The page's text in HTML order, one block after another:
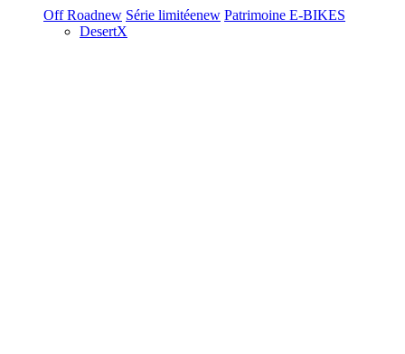
Off Roadnew Série limitéenew Patrimoine E-BIKES
DesertX